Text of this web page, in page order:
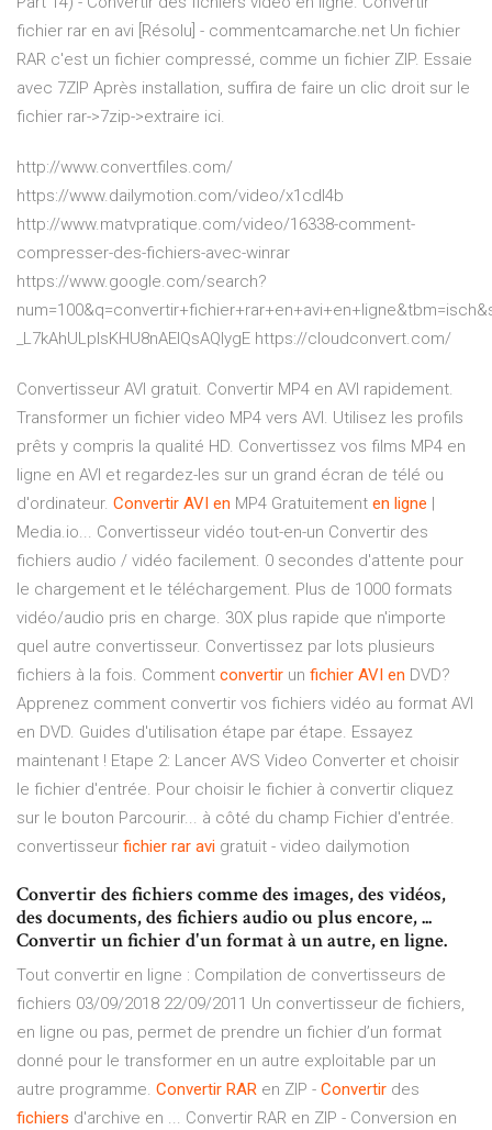
fichier rar en avi [Résolu] - commentcamarche.net Un fichier
RAR c'est un fichier compressé, comme un fichier ZIP. Essaie
avec 7ZIP Après installation, suffira de faire un clic droit sur le
fichier rar->7zip->extraire ici.
http://www.convertfiles.com/
https://www.dailymotion.com/video/x1cdl4b
http://www.matvpratique.com/video/16338-comment-
compresser-des-fichiers-avec-winrar
https://www.google.com/search?
_L7kAhULpIsKHU8nAEIQsAQIygE https://cloudconvert.com/
Convertisseur AVI gratuit. Convertir MP4 en AVI rapidement.
Transformer un fichier video MP4 vers AVI. Utilisez les profils
prêts y compris la qualité HD. Convertissez vos films MP4 en
ligne en AVI et regardez-les sur un grand écran de télé ou
d'ordinateur. Convertir AVI en MP4 Gratuitement en ligne
Media.io... Convertisseur vidéo tout-en-un Convertir des
fichiers audio / vidéo facilement. 0 secondes d'attente pour
le chargement et le téléchargement. Plus de 1000 formats
vidéo/audio pris en charge. 30X plus rapide que n'importe
quel autre convertisseur. Convertissez par lots plusieurs
fichiers à la fois. Comment convertir un fichier AVI en DVD?
Apprenez comment convertir vos fichiers vidéo au format AVI
en DVD. Guides d'utilisation étape par étape. Essayez
maintenant ! Etape 2: Lancer AVS Video Converter et choisir
le fichier d'entrée. Pour choisir le fichier à convertir cliquez
sur le bouton Parcourir... à côté du champ Fichier d'entrée.
convertisseur fichier rar avi gratuit - video dailymotion
Convertir des fichiers comme des images, des vidéos,
des documents, des fichiers audio ou plus encore, ...
Convertir un fichier d'un format à un autre, en ligne.
Tout convertir en ligne : Compilation de convertisseurs de
fichiers 03/09/2018 22/09/2011 Un convertisseur de fichiers,
en ligne ou pas, permet de prendre un fichier d’un format
donné pour le transformer en un autre exploitable par un
autre programme. Convertir RAR en ZIP - Convertir des
fichiers d'archive en ... Convertir RAR en ZIP - Conversion en